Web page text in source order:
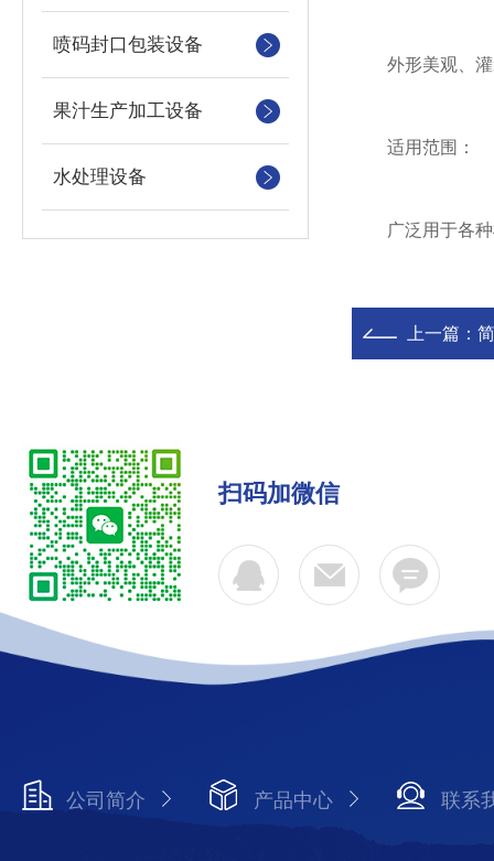
喷码封口包装设备
果汁生产加工设备
水处理设备
外形美观、灌
适用范围：
广泛用于各种
上一篇：
扫码加微信
公司简介 产品中心 联系